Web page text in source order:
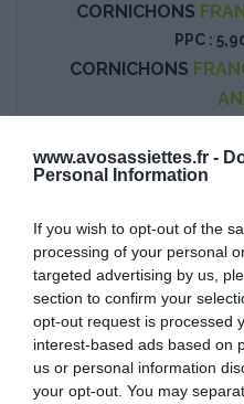
www.avosassiettes.fr -
Personal Information
If you wish to opt-out of the
processing of your personal
targeted advertising by us,
section to confirm your
opt-out request is processed
interest-based ads based on
us or personal information
your opt-out. You may
CORNICHONS
PPC :
CORNICHONS
CORNICHONS2
PPC :